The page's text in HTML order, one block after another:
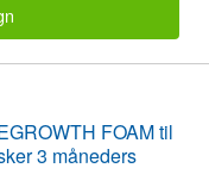
FOAM til
3 måneders